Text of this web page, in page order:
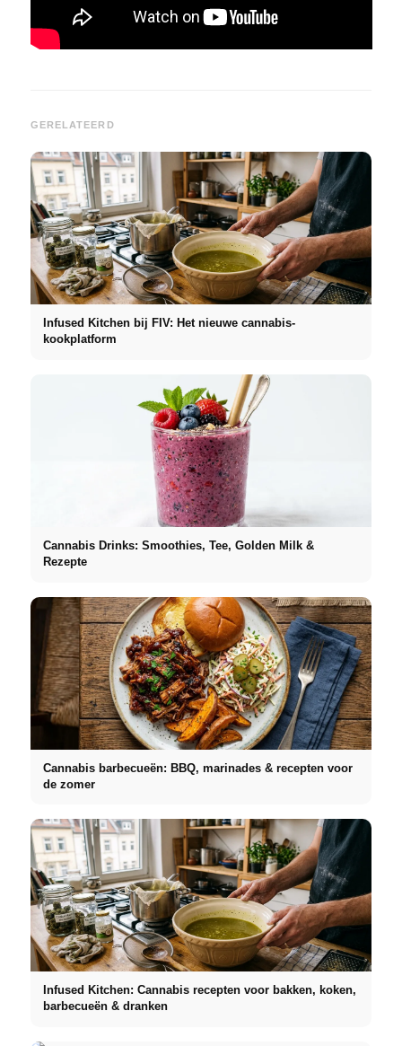
GERELATEERD
Infused Kitchen bij FIV: Het nieuwe cannabis-
kookplatform
Cannabis Drinks: Smoothies, Tee, Golden Milk &
Rezepte
Cannabis barbecueën: BBQ, marinades & recepten voor
de zomer
Infused Kitchen: Cannabis recepten voor bakken, koken,
barbecueën & dranken